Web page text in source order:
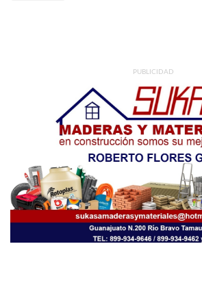
PUBLICIDAD